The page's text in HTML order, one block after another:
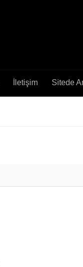
İletişim Sitede